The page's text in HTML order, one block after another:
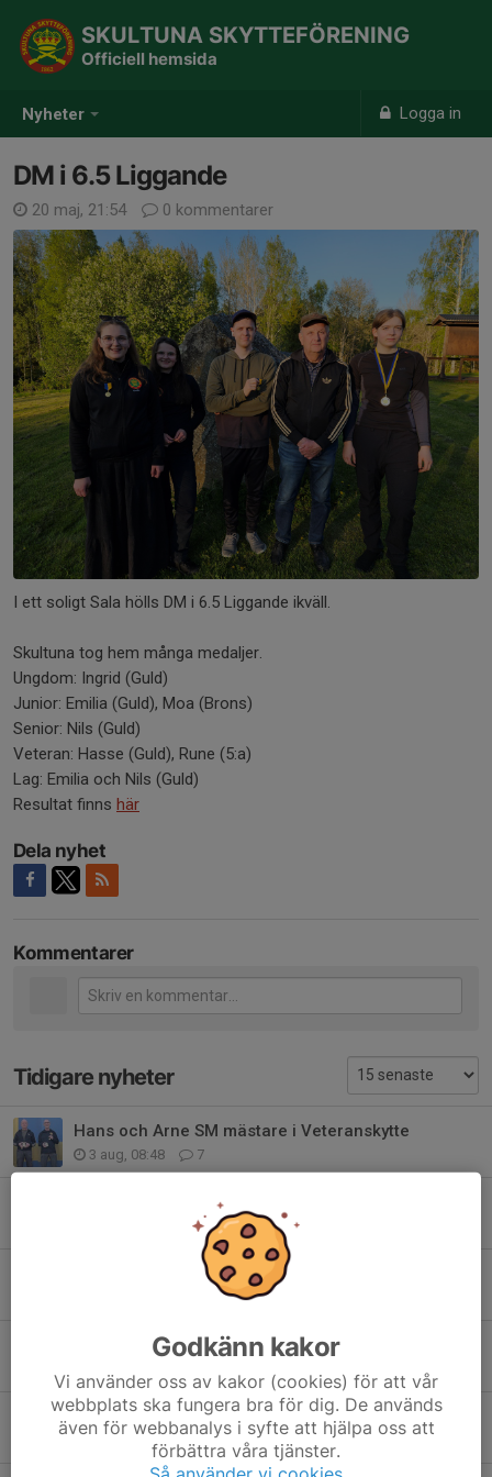
Nyheter Logga in
SKULTUNA SKYTTEFÖRENING
Officiell hemsida
DM i 6.5 Liggande
20 maj, 21:54 0 kommentarer
I ett soligt Sala hölls DM i 6.5 Liggande ikväll.
Skultuna tog hem många medaljer.
Ungdom: Ingrid (Guld)
Junior: Emilia (Guld), Moa (Brons)
Senior: Nils (Guld)
Veteran: Hasse (Guld), Rune (5:a)
Lag: Emilia och Nils (Guld)
Resultat finns här
Dela nyhet
Kommentarer
Tidigare nyheter
Hans och Arne SM mästare i Veteranskytte
3 aug, 08:48 7
0
SM Sport i Västerås
NM gevär 6.5 2026
23 jul, 19:33 4
Godkänn kakor
Vi använder oss av kakor (cookies) för att vår
webbplats ska fungera bra för dig. De används
även för webbanalys i syfte att hjälpa oss att
förbättra våra tjänster.